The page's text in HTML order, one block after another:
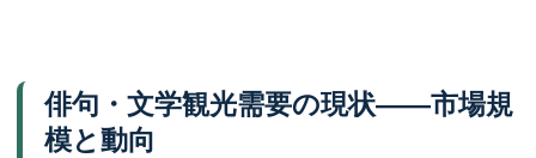
俳句・文学観光需要の現状——市場規
模と動向